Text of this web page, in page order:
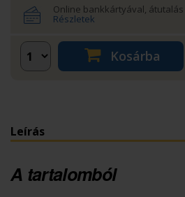
Online bankkártyával, átutalás
Részletek
Kosárba
Leírás
A tartalomból